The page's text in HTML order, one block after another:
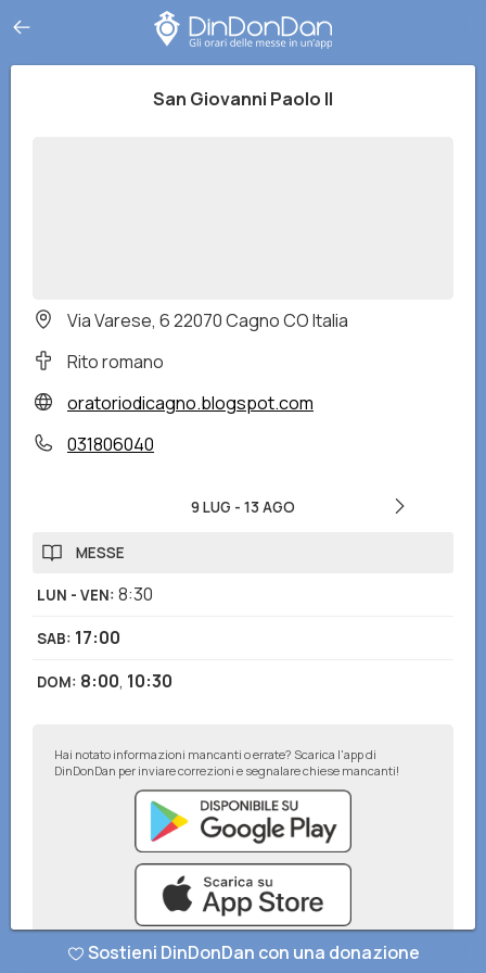
San Giovanni Paolo II
Via Varese, 6 22070 Cagno CO Italia
Rito romano
oratoriodicagno.blogspot.com
031806040
9 LUG - 13 AGO
MESSE
LUN - VEN: 8:30
SAB: 17:00
DOM: 8:00, 10:30
Hai notato informazioni mancanti o errate? Scarica l'app di
DinDonDan per inviare correzioni e segnalare chiese mancanti!
Sostieni DinDonDan con una donazione